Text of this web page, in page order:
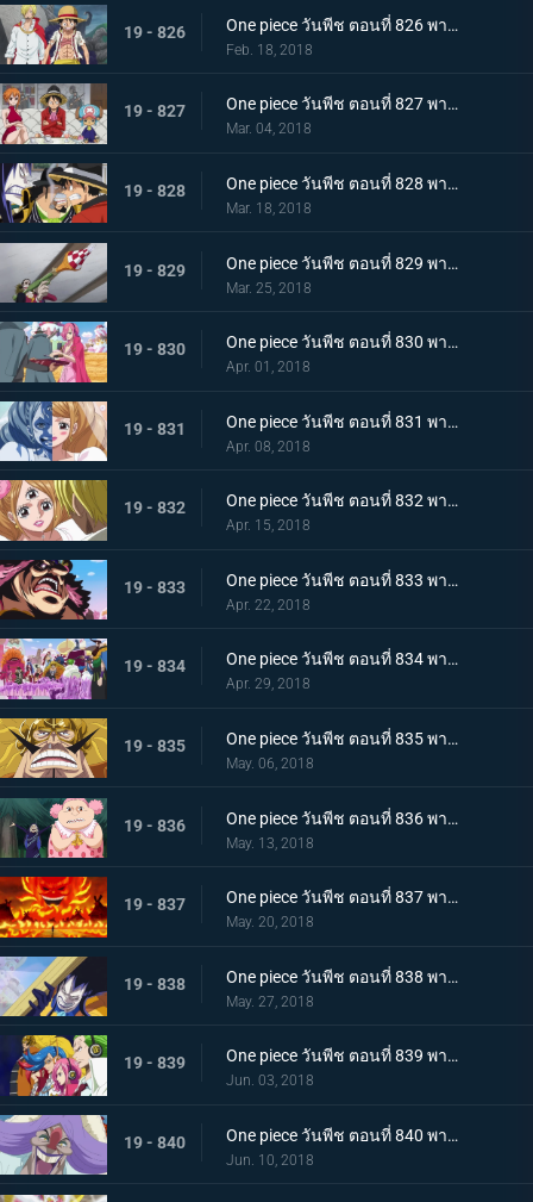
19 - 826 One piece วันพีช ตอนที่ 826 พากย์ไทย ซันจิกลับมาแล้ว ทำลายมันซะ งานเลี้ยงน้ำชานรก
Feb. 18, 2018
19 - 827 One piece วันพีช ตอนที่ 827 พากย์ไทย ประชุมลับ ลูฟี่ VS กลุ่มโจรสลัดไฟเออร์แทงก์
Mar. 04, 2018
19 - 828 One piece วันพีช ตอนที่ 828 พากย์ไทย ข้อตกลงมรณะ กองกำลังพันธมิตรลูฟี่ & เบจ
Mar. 18, 2018
19 - 829 One piece วันพีช ตอนที่ 829 พากย์ไทย ลูฟี่กับแผนลับ งานเลี้ยงใกล้เปิดฉาก ! แผนร้ายพิธีแต่งงาน
Mar. 25, 2018
19 - 830 One piece วันพีช ตอนที่ 830 พากย์ไทย ครอบครัวรวมตัว เริ่มแล้ว ! งานเลี้ยงน้ำชานรก
Apr. 01, 2018
19 - 831 One piece วันพีช ตอนที่ 831 พากย์ไทย คู่รักหน้ากาก ซันจิ พุดดิ้งเข้าสู่พิธี
Apr. 08, 2018
19 - 832 One piece วันพีช ตอนที่ 832 พากย์ไทย จูบมรณะ แผนลอบสังหารสี่จักรพรรดิ เริ่มแล้ว
Apr. 15, 2018
19 - 833 One piece วันพีช ตอนที่ 833 พากย์ไทย คืนจอกเหล้าสาบาน การชดใช้ของลูกผู้ชายจินเบ
Apr. 22, 2018
19 - 834 One piece วันพีช ตอนที่ 834 พากย์ไทย แผนการล้มเหลว ? การโต้กลับของกลุ่มโจรสลัดบิ๊กมัม
Apr. 29, 2018
19 - 835 One piece วันพีช ตอนที่ 835 พากย์ไทย วิ่งไปเลยซันจิ SOS! เจอร์ม่า 66
May. 06, 2018
19 - 836 One piece วันพีช ตอนที่ 836 พากย์ไทย ความลับของมัม เอลบัฟและสัตว์ประหลาดตัวน้อย
May. 13, 2018
19 - 837 One piece วันพีช ตอนที่ 837 พากย์ไทย วันเกิดของมัม และวันที่คาราเมลหายไป
May. 20, 2018
19 - 838 One piece วันพีช ตอนที่ 838 พากย์ไทย ลั่นไกอาวุธสังหาร เวลาแห่งการลอบสังหารบิ๊กมัม
May. 27, 2018
19 - 839 One piece วันพีช ตอนที่ 839 พากย์ไทย กองทัพที่ชั่วร้าย แปลงร่าง! เจลม่า 66!
Jun. 03, 2018
19 - 840 One piece วันพีช ตอนที่ 840 พากย์ไทย การตัดสัมพันธ์พ่อลูก! ซันจิกับจั๊ด!
Jun. 10, 2018